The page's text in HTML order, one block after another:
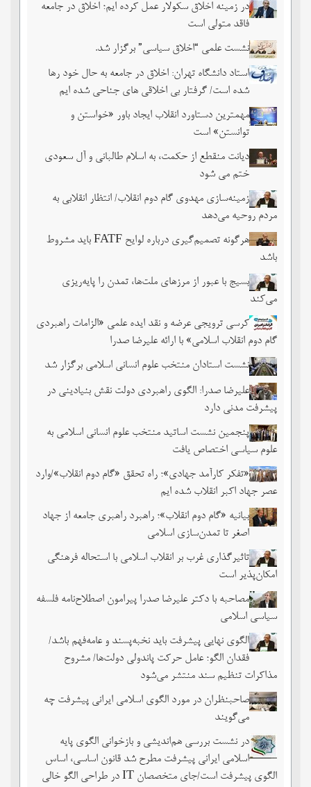
در زمینه اخلاق سکولار عمل کرده ایم؛ اخلاق در جامعه
فاقد متولی است
نشست علمی “اخلاق سیاسی” برگزار شد.
استاد دانشگاه تهران: اخلاق در جامعه به حال خود رها
شده است/ گرفتار بی اخلاقی های جناحی شده ایم
مهمترین دستاورد انقلاب ایجاد باور «خواستن و
توانستن» است
دیانت منقطع از حکمت، به اسلام طالبانی و آل سعودی
ختم می شود
زمینه‌سازی مهدوی گام دوم انقلاب/ انتظار انقلابی به
مردم روحیه می‌دهد
هرگونه تصمیم‌گیری درباره لوایح FATF باید مشروط
باشد
بسیج با عبور از مرزهای ملت‌‌ها، تمدن را پایه‌ریزی
می‌کند
کرسی ترویجی عرضه و نقد ایده علمی «الزامات راهبردی
گام دوم انقلاب اسلامی» با ارائه علیرضا صدرا
نشست استادان منتخب علوم انسانی اسلامی برگزار شد
علیرضا صدرا: الگوی راهبردی دولت نقش بنیادینی در
پیشرفت مدنی دارد
پنجمین نشست اساتید منتخب علوم انسانی اسلامی به
علوم سیاسی اختصاص یافت
«تفکر کارآمد جهادی»؛ راه تحقق «گام دوم انقلاب»/وارد
عصر جهاد اکبر انقلاب شده ایم
بیانیه «گام دوم انقلاب»؛ راهبرد راهبری جامعه از جهاد
اصغر تا تمدن‌سازی اسلامی
تاثیرگذاری غرب بر انقلاب اسلامی با استحاله فرهنگی
امکان‌پذیر است
مصاحبه با دکتر علیرضا صدرا پیرامون اصطلاح‌نامه فلسفه
سیاسی اسلامی
الگوی نهایی پیشرفت باید نخبه‌پسند و عامه‌فهم باشد/
فقدان الگو؛ عامل حرکت پاندولی دولت‌ها/ مشروح
مذاکرات تنظیم سند منتشر می‌شود
صاحبنظران در مورد الگوی اسلامی ایرانی پیشرفت چه
می‌گویند
در نشست بررسی هم‌اندیشی و بازخوانی الگوی پایه
اسلامی ایرانی پیشرفت مطرح شد قانون اساسی، اساس
الگوی پیشرفت است/جای متخصصان IT در طراحی الگو خالی